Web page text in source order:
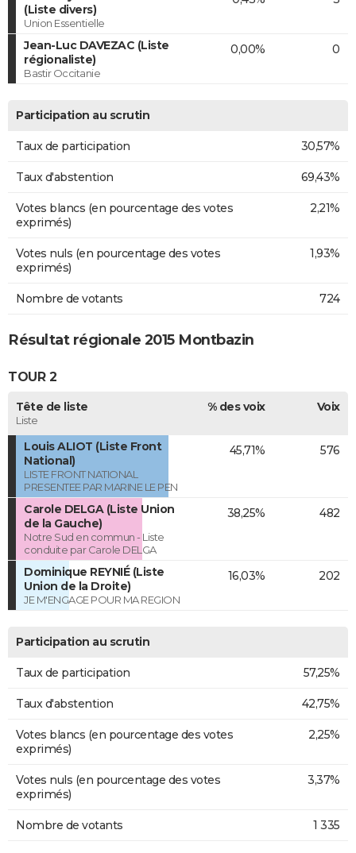
(Liste divers)
Union Essentielle
Jean-Luc DAVEZAC (Liste
régionaliste)
Bastir Occitanie
0,00% 0
Participation au scrutin
Taux de participation 30,57%
Taux d'abstention 69,43%
Votes blancs (en pourcentage des votes
exprimés)
2,21%
Votes nuls (en pourcentage des votes
exprimés)
1,93%
Nombre de votants 724
Résultat régionale 2015 Montbazin
TOUR 2
Tête de liste
Liste
% des voix Voix
Louis ALIOT (Liste Front
National)
LISTE FRONT NATIONAL
PRESENTEE PAR MARINE LE PEN
45,71% 576
Carole DELGA (Liste Union
de la Gauche)
Notre Sud en commun - Liste
conduite par Carole DELGA
38,25% 482
Dominique REYNIÉ (Liste
Union de la Droite)
JE M'ENGAGE POUR MA REGION
16,03% 202
Participation au scrutin
Taux de participation 57,25%
Taux d'abstention 42,75%
Votes blancs (en pourcentage des votes
exprimés)
2,25%
Votes nuls (en pourcentage des votes
exprimés)
3,37%
Nombre de votants 1 335